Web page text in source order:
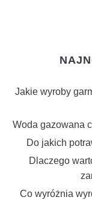
Jakie wyroby
Woda gazowana
Do jakich
Dlaczego
Co wyróżnia